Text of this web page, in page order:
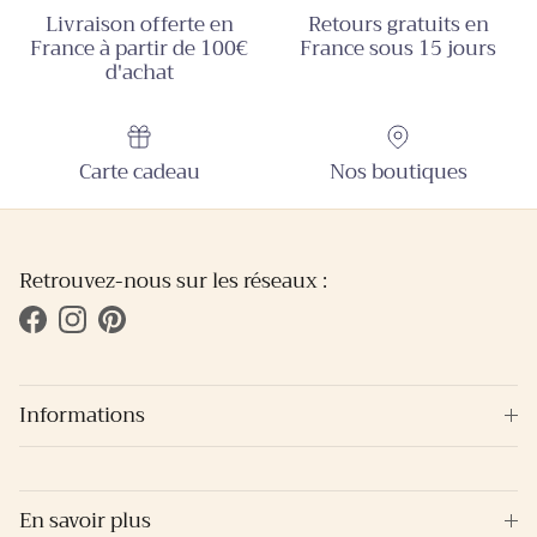
Livraison offerte en
France à partir de 100€
d'achat
Retours gratuits en
France sous 15 jours
Carte cadeau Nos boutiques
Retrouvez-nous sur les réseaux :
FacebookInstagramPinterest
Informations
En savoir plus